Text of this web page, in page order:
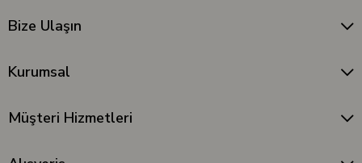
Bize Ulaşın
Kurumsal
Müşteri Hizmetleri